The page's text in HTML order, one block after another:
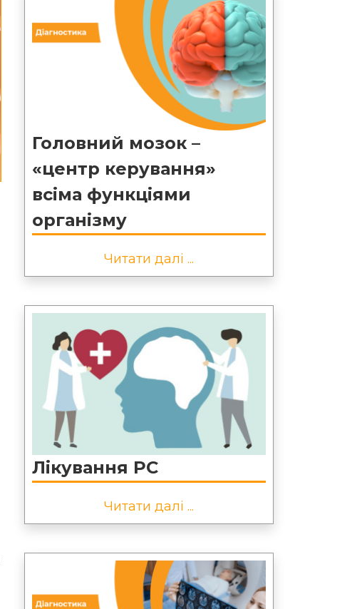
Головний мозок –
«центр керування»
всіма функціями
організму
Читати далі ...
Лікування РС
Читати далі ...